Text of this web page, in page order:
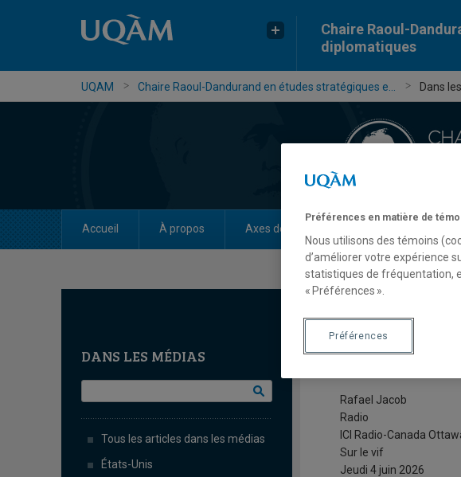
Chaire Raoul-
diplomatiques
UQAM Chaire Raoul-Dandurand en études stratégiques e... Dans
Accueil À propos Axes de recherche
DANS LES MÉDIAS
Tous les articles dans les médias
États-Unis
Politique
Rafael Jacob
Radio
ICI Radio-Canada
Sur le vif
Jeudi 4 juin 2026
Préférences en matière de
Nous utilisons des témoins
d’améliorer votre expérience
statistiques de fréquentation,
« Préférences ».
Préférences